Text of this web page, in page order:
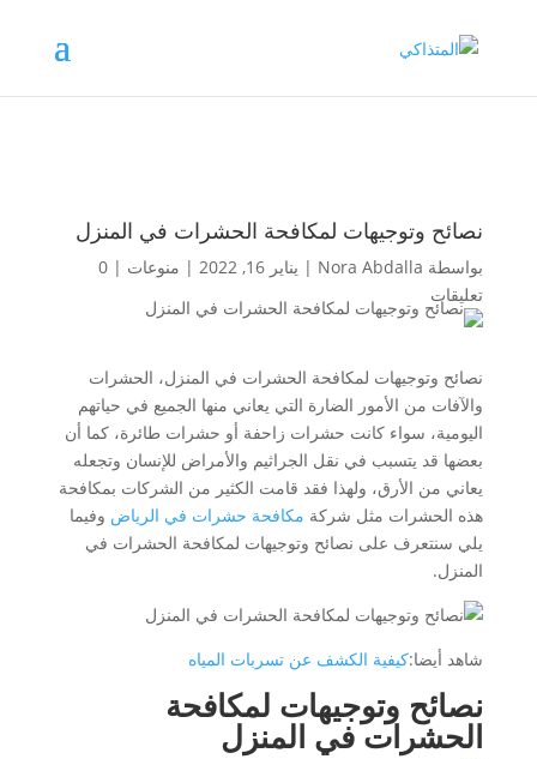
نصائح وتوجيهات لمكافحة الحشرات في المنزل
بواسطة Nora Abdalla
| يناير 16, 2022 | منوعات |
0
تعليقات
نصائح وتوجيهات لمكافحة الحشرات في المنزل، الحشرات
والآفات من الأمور الضارة التي يعاني منها الجميع في حياتهم
اليومية، سواء كانت حشرات زاحفة أو حشرات طائرة، كما أن
بعضها قد يتسبب في نقل الجراثيم والأمراض للإنسان وتجعله
يعاني من الأرق، ولهذا فقد قامت الكثير من الشركات بمكافحة
هذه الحشرات مثل شركة مكافحة حشرات في الرياض وفيما
يلي سنتعرف على نصائح وتوجيهات لمكافحة الحشرات في
المنزل.
شاهد أيضا:كيفية الكشف عن تسربات المياه
نصائح وتوجيهات لمكافحة
الحشرات في المنزل